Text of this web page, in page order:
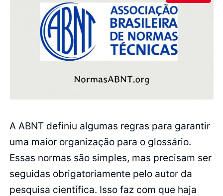
A ABNT definiu algumas regras para garantir
uma maior organização para o glossário.
Essas normas são simples, mas precisam ser
seguidas obrigatoriamente pelo autor da
pesquisa científica. Isso faz com que haja